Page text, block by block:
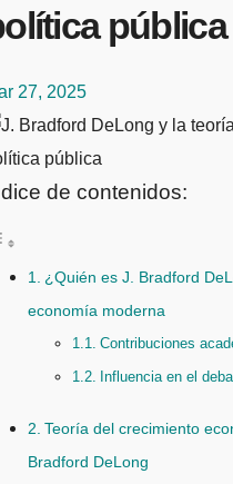
pública
27, 2025
de contenidos:
¿Quién es J. Bradford
economía moderna
Contribuciones
Influencia en el
Teoría del crecimiento
Bradford DeLong